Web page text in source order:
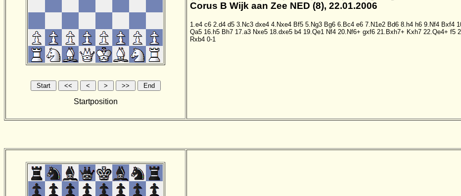
Startposition
Corus B Wijk aan Zee NED (8), 22.01.2006
1.e4 c6 2.d4 d5 3.Nc3 dxe4 4.Nxe4 Bf5 5.Ng3 Bg6 6.Bc4 e6 7.N1e2 Bd6 8.h4 h6 9.Nf4 Bxf4
Qa5 16.h5 Bh7 17.a3 Nxe5 18.dxe5 b4 19.Qe1 Nf4 20.Nf6+ gxf6 21.Bxh7+ Kxh7 22.Qe4+ f5
Rxb4 0-1